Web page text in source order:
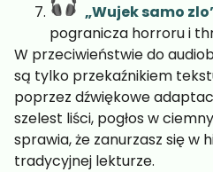
„Wujek samo zlo
pogranicza horroru i
W przeciwieństwie do
są tylko przekaźnikiem
poprzez dźwiękowe
szelest liści, pogłos w
sprawia, że zanurzasz się w
tradycyjnej lekturze.